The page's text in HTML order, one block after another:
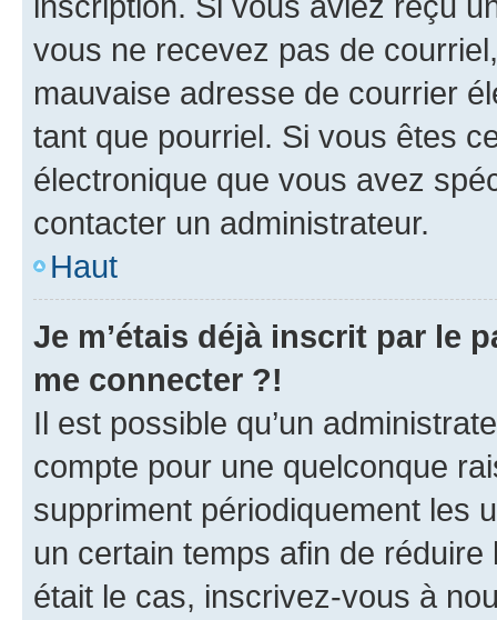
vous ne recevez pas de
mauvaise adresse de courrier
tant que pourriel. Si vous êtes
électronique que vous avez
contacter un administrateur.
Haut
Je m’étais déjà inscrit par le
me connecter ?!
Il est possible qu’un
compte pour une quelconque
suppriment périodiquement les
un certain temps afin de
était le cas, inscrivez-vous à